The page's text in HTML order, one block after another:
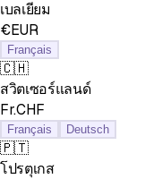
เบลเยียม
€EUR
Français
🇨🇭
สวิตเซอร์แลนด์
Fr.CHF
Français Deutsch
🇵🇹
โปรตุเกส